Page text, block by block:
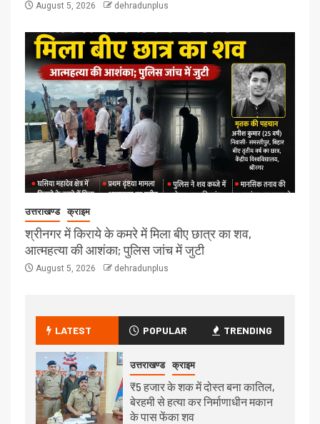
August 5, 2026 dehradunplus
उत्तराखण्ड क्राइम
श्रीनगर में किराये के कमरे में मिला बीए छात्र का शव,
आत्महत्या की आशंका; पुलिस जांच में जुटी
August 5, 2026 dehradunplus
LATEST POPULAR TRENDING
उत्तराखण्ड क्राइम
₹5 हजार के शक में दोस्त बना कातिल,
बेरहमी से हत्या कर निर्माणाधीन मकान
के पास फेंका शव